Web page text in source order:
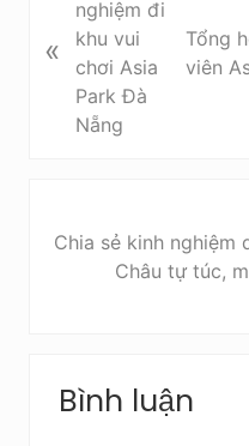
v
ư
«
Tổng
viên
àChia sẻ kinh nghiệm
Châu tự túc,
Reader
Interactions
Bình luận